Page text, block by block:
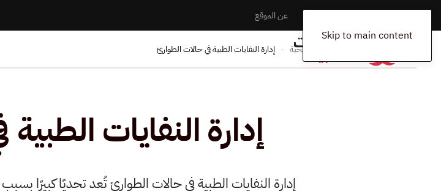
Skip to main content
اتصل بنا عن الموقع
المرافق الصحية إدارة النفايات الطبية في حالات الطوارئ
إدارة النفايات
إدارة النفايات الطبية في حالات الطوارئ تُعد تحديًا كبيرًا